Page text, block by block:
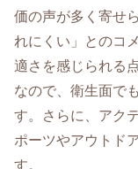
価の声が多く寄せ
れにくい」とのコ
適さを感じられる
なので、衛生面で
す。さらに、アク
ポーツやアウトド
す。